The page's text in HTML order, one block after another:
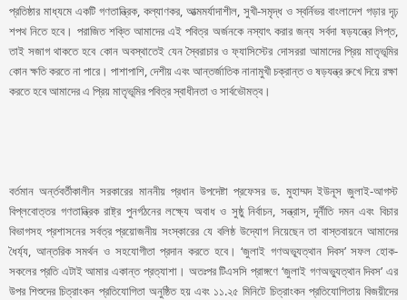
প্রতিষ্ঠার মাধ্যমে একটি গণতান্ত্রিক, কল্যাণকর, আত্মমর্যাদাশীল, সুখী-সমৃদ্ধ ও স্বর্নিভর বাংলাদেশ গড়ার দৃঢ়
শপথ নিতে হবে। পরাজিত শক্তি আমাদের এই পবিত্র অর্জনকে নস্যাৎ করার জন্য সর্বদা ষড়যন্ত্রে লিপ্ত,
তাই সজাগ থাকতে হবে কোন অবস্থাতেই যেন স্বৈরাচার ও ফ্যাসিস্টের দোসররা আমাদের প্রিয় মাতৃভূমির
কোন ক্ষতি করতে না পারে। পাশাপাশি, দেশীয় এবং আন্তর্জাতিক নানামুখী চক্রান্ত ও ষড়যন্ত্র রুখে দিয়ে রক্ষা
করতে হবে আমাদের এ প্রিয় মাতৃভূমির পবিত্র স্বাধীনতা ও সার্বভৌমত্ব।
বর্তমান অর্ন্তবর্তীকালীন সরকারের মাননীয় প্রধান উপদেষ্টা প্রফেসর ড. মুহাম্মদ ইউনূস জুলাই-আগস্ট
বিপ্লবোত্তর গণতান্ত্রিক রাষ্ট্র পুনর্গঠনের লক্ষ্যে অবাধ ও সুষ্ঠু নির্বাচন, সন্ত্রাস, দূর্নীতি দমন এবং বিচার
বিভাগসহ প্রশাসনের সর্বত্র প্রয়োজনীয় সংস্কারের যে বলিষ্ঠ উদ্যোগ নিয়েছেন তা বাস্তবায়নে আমাদের
ধৈর্য্য, আন্তরিক সমর্থন ও সহযোগীতা প্রদান করতে হবে। ‘জুলাই গণঅভ্যূত্থান দিবস’ সফল হোক-
সকলের প্রতি এটাই আমার একান্ত প্রত্যাশা। অতঃপর টিএসসি প্রাঙ্গণে ‘জুলাই গণঅভ্যুত্থান দিবস’ এর
উপর শিশুদের চিত্রাংকন প্রতিযোগিতা অনুষ্ঠিত হয় এবং ১১.২৫ মিনিটে চিত্রাংকন প্রতিযোগিতায় বিজয়ীদের